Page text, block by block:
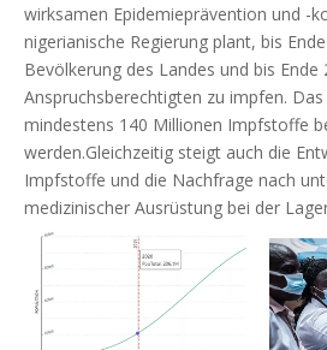
wirksamen Epidemieprävention und -
nigerianische Regierung plant, bis
Bevölkerung des Landes und bis Ende
Anspruchsberechtigten zu impfen.
mindestens 140 Millionen Impfstoffe
werden.Gleichzeitig steigt auch die
Impfstoffe und die Nachfrage nach
medizinischer Ausrüstung bei der